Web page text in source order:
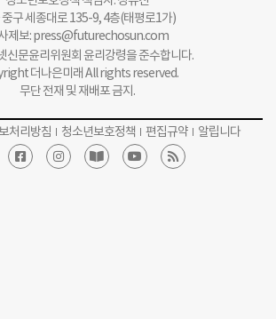
중구 세종대로 135-9, 4층(태평로1가)
제보:press@futurechosun.com
신문윤리위원회 윤리강령을 준수합니다.
더나은미래 All rights reserved.
무단 전재 및 재배포 금지.
처리방침 청소년보호정책 편집규약 알립니다